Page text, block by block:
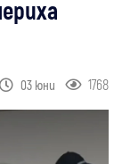
03 юни 1768